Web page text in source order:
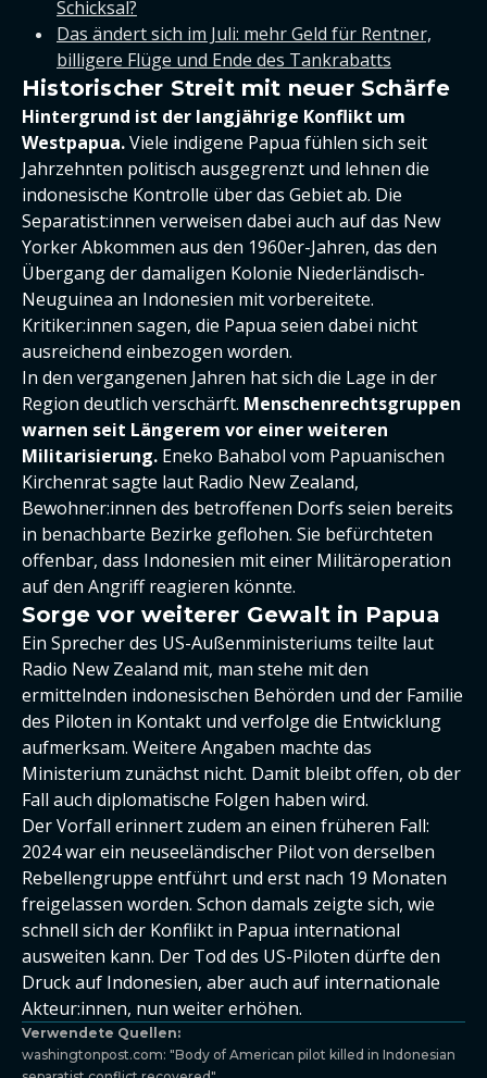
Schicksal?
Das ändert sich im Juli: mehr Geld für Rentner,
billigere Flüge und Ende des Tankrabatts
Historischer Streit mit neuer Schärfe
Hintergrund ist der langjährige Konflikt um
Westpapua.Viele indigene Papua fühlen sich seit
Jahrzehnten politisch ausgegrenzt und lehnen die
indonesische Kontrolle über das Gebiet ab. Die
Separatist:innen verweisen dabei auch auf das New
Yorker Abkommen aus den 1960er-Jahren, das den
Übergang der damaligen Kolonie Niederländisch-
Neuguinea an Indonesien mit vorbereitete.
Kritiker:innen sagen, die Papua seien dabei nicht
ausreichend einbezogen worden.
In den vergangenen Jahren hat sich die Lage in der
Region deutlich verschärft. Menschenrechtsgruppen
warnen seit Längerem vor einer weiteren
Militarisierung. Eneko Bahabol vom Papuanischen
Kirchenrat sagte laut Radio New Zealand,
Bewohner:innen des betroffenen Dorfs seien bereits
in benachbarte Bezirke geflohen. Sie befürchteten
offenbar, dass Indonesien mit einer Militäroperation
auf den Angriff reagieren könnte.
Sorge vor weiterer Gewalt in Papua
Ein Sprecher des US-Außenministeriums teilte laut
Radio New Zealand mit, man stehe mit den
ermittelnden indonesischen Behörden und der Familie
des Piloten in Kontakt und verfolge die Entwicklung
aufmerksam. Weitere Angaben machte das
Ministerium zunächst nicht. Damit bleibt offen, ob der
Fall auch diplomatische Folgen haben wird.
Der Vorfall erinnert zudem an einen früheren Fall:
2024 war ein neuseeländischer Pilot von derselben
Rebellengruppe entführt und erst nach 19 Monaten
freigelassen worden. Schon damals zeigte sich, wie
schnell sich der Konflikt in Papua international
ausweiten kann. Der Tod des US-Piloten dürfte den
Druck auf Indonesien, aber auch auf internationale
Akteur:innen, nun weiter erhöhen.
Verwendete Quellen:
washingtonpost.com: "Body of American pilot killed in Indonesian